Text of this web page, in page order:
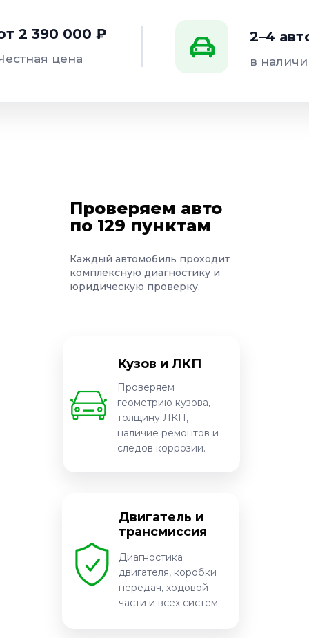
2 390 000 ₽
цена
2–4
в
Проверяем авто
по 129 пунктам
Каждый автомобиль проходит
комплексную диагностику и
юридическую проверку.
Кузов и ЛКП
Проверяем
геометрию кузова,
толщину ЛКП,
наличие ремонтов и
следов коррозии.
Двигатель и
трансмиссия
Диагностика
двигателя, коробки
передач, ходовой
части и всех систем.